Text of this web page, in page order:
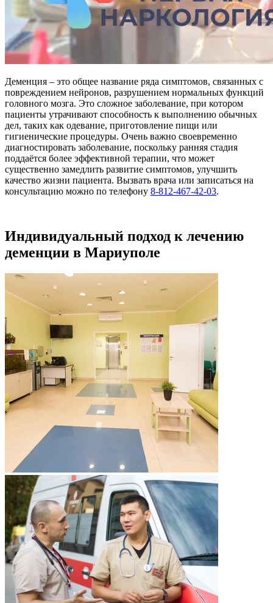
Деменция – это общее название ряда симптомов, связанных с
повреждением нейронов, разрушением нормальных функций
головного мозга. Это сложное заболевание, при котором
пациенты утрачивают способность к выполнению обычных
дел, таких как одевание, приготовление пищи или
гигиенические процедуры. Очень важно своевременно
диагностировать заболевание, поскольку ранняя стадия
поддаётся более эффективной терапии, что может
существенно замедлить развитие симптомов, улучшить
качество жизни пациента. Вызвать врача или записаться на
консультацию можно по телефону 8-812-467-42-03.
Индивидуальный подход к лечению
деменции в Мариуполе